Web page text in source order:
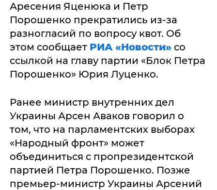
Аресения Яценюка и Петр
Порошенко прекратились из-за
разногласий по вопросу квот. Об
этом сообщает РИА «Новости» со
ссылкой на главу партии «Блок Петра
Порошенко» Юрия Луценко.
Ранее министр внутренних дел
Украины Арсен Аваков говорил о
том, что на парламентских выборах
«Народный фронт» может
объединиться с пропрезидентской
партией Петра Порошенко. Позже
премьер-министр Украины Арсений